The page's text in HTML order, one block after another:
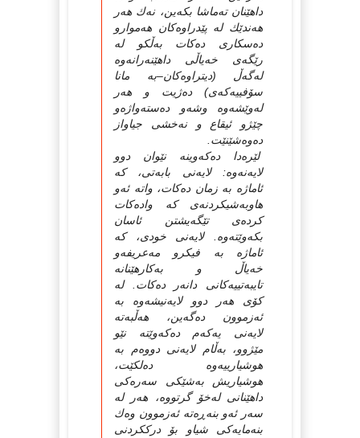
داهێنان تەماشا بكەین، نەك هەر
هەندێك لە پێدراوەكان هەموارو
دەسكارى دەكات بەڵكو لە
رێگەى خەیاڵى داهێنەرانەوە
لەگەڵ (دیتراوەكان–بە مانا
سۆفییەكەى) دەژیت و هەر
لەوێشەوە وشەو دەستەواژەو
چێژو ئیقاع و نەخشى جیاواز
دەوەشێنێت.
لێرەدا دەكەوینە نێوان دوو
لایەنەوە: لایەنى بابەتى، كە
ئاماژە بە زمان دەكات، واتە ئەو
هاوبەشیكردنەى كە وادەكات
كردەى تێگەیشتن ئاسان
بكەوێتەوە. لایەنى خودى، كە
ئاماژە بە فیكرو مەعریفەو
خەیاڵ و بەكارهێنانە
تایبەتییەكانى دانەر دەكات. لە
كۆى هەر دوو لایەنیشەوە بە
ئەزموون دەگەین، هەڵبەتە
لایەنى یەكەم دەكەوێتە نێو
مێژوو، بەڵام لایەنى دووەم بە
هوشیارییەوە دەلكێت،
هوشیاریش بەشێكى سەرەكى
داهێنانى لەخۆ گرتووە، هەر لە
سەر ئەو بنەڕەتە ئەزموون وەك
بنەمایەكى شیاو بۆ درككردنى